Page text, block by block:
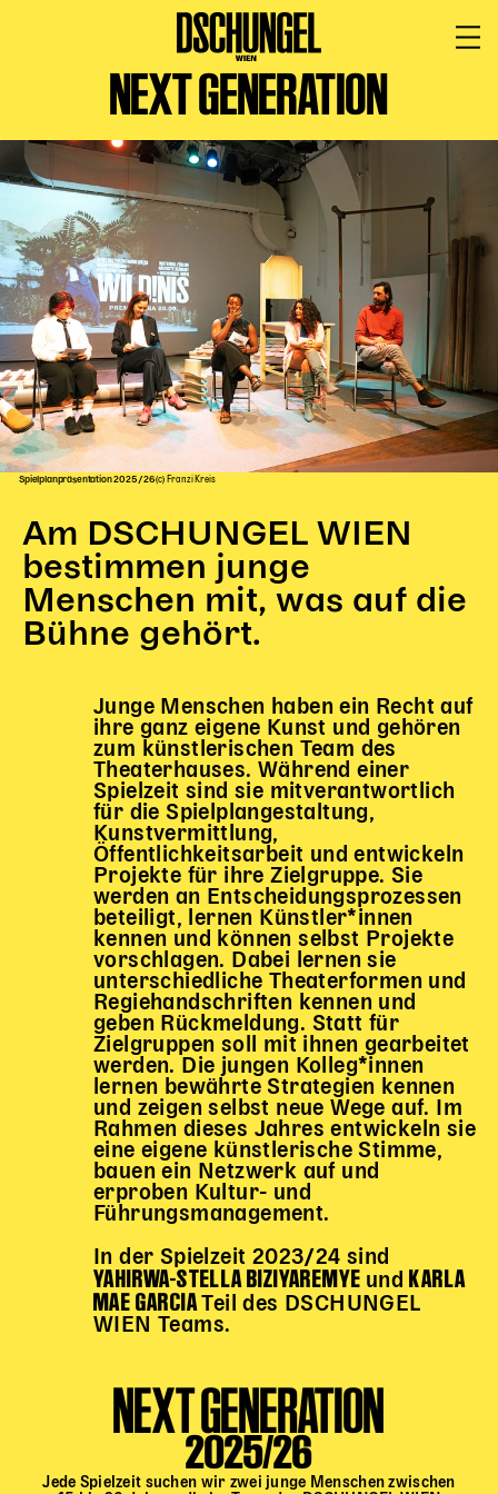
PROGRAMM
Spielplan
Festivals
Wild & Schön Festival
Gastspiele
Extras
Available for Touring
Archiv
MITSPIELEN
Kinder Kunst
Workshops
Abenteuernacht
Kinder-Redaktion
Next Generation
Angewandte + DSCHUNGEL WIEN
MAGMA 25/26
Dramaturgie + Stadt
Theaterwerkstätten
PÄDAGOGIK
Kunst + Wissen
Rund um den Vorstellungsbesuch
Begleitmaterial
TheaterPaket
Partnerklasse + Partnerschule
Schulabenteuernacht
Probenklasse
Theaterklasse
Vorstellungen für pädagogische Institutionen
Angebote für Pädagog*innen
PädagogikClub
Sommerfest
Newsletter für pädagogische Institutionen
DIGITALE BÜHNE
NEXT GENERATION
Spielplanpräsentation 2025/26(c) Franzi Kreis
Am DSCHUNGEL WIEN
bestimmen junge
Menschen mit, was auf die
Bühne gehört.
Junge Menschen haben ein Recht auf
ihre ganz eigene Kunst und gehören
zum künstlerischen Team des
Theaterhauses. Während einer
Spielzeit sind sie mitverantwortlich
für die Spielplangestaltung,
Kunstvermittlung,
Öffentlichkeitsarbeit und entwickeln
Projekte für ihre Zielgruppe. Sie
werden an Entscheidungsprozessen
beteiligt, lernen Künstler*innen
kennen und können selbst Projekte
vorschlagen. Dabei lernen sie
unterschiedliche Theaterformen und
Regiehandschriften kennen und
geben Rückmeldung. Statt für
Zielgruppen soll mit ihnen gearbeitet
werden. Die jungen Kolleg*innen
lernen bewährte Strategien kennen
und zeigen selbst neue Wege auf. Im
Rahmen dieses Jahres entwickeln sie
eine eigene künstlerische Stimme,
bauen ein Netzwerk auf und
erproben Kultur- und
Führungsmanagement.
In der Spielzeit 2023/24 sind
YAHIRWA-STELLA BIZIYAREMYE und KARLA
MAE GARCIA Teil des DSCHUNGEL
WIEN Teams.
NEXT GENERATION
2025/26
Jede Spielzeit suchen wir zwei junge Menschen zwischen